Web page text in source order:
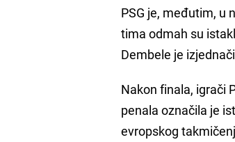
PSG je, međutim, u
tima odmah su
Dembele je
Nakon finala, igrači
penala označila je
evropskog